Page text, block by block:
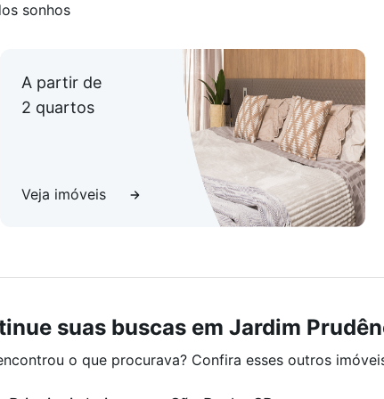
sonhos
A partir de
2 quartos
Veja imóveis
suas buscas em Jardim
o que procurava? Confira esses outros